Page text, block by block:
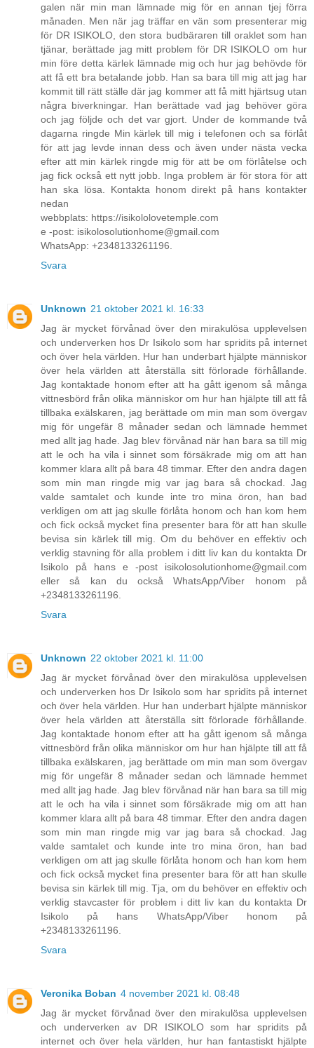
galen när min man lämnade mig för en annan tjej förra
månaden. Men när jag träffar en vän som presenterar mig
för DR ISIKOLO, den stora budbäraren till oraklet som han
tjänar, berättade jag mitt problem för DR ISIKOLO om hur
min före detta kärlek lämnade mig och hur jag behövde för
att få ett bra betalande jobb. Han sa bara till mig att jag har
kommit till rätt ställe där jag kommer att få mitt hjärtsug utan
några biverkningar. Han berättade vad jag behöver göra
och jag följde och det var gjort. Under de kommande två
dagarna ringde Min kärlek till mig i telefonen och sa förlåt
för att jag levde innan dess och även under nästa vecka
efter att min kärlek ringde mig för att be om förlåtelse och
jag fick också ett nytt jobb. Inga problem är för stora för att
han ska lösa. Kontakta honom direkt på hans kontakter
nedan
webbplats: https://isikololovetemple.com
e -post: isikolosolutionhome@gmail.com
WhatsApp: +2348133261196.
Svara
Unknown 21 oktober 2021 kl. 16:33
Jag är mycket förvånad över den mirakulösa upplevelsen
och underverken hos Dr Isikolo som har spridits på internet
och över hela världen. Hur han underbart hjälpte människor
över hela världen att återställa sitt förlorade förhållande.
Jag kontaktade honom efter att ha gått igenom så många
vittnesbörd från olika människor om hur han hjälpte till att få
tillbaka exälskaren, jag berättade om min man som övergav
mig för ungefär 8 månader sedan och lämnade hemmet
med allt jag hade. Jag blev förvånad när han bara sa till mig
att le och ha vila i sinnet som försäkrade mig om att han
kommer klara allt på bara 48 timmar. Efter den andra dagen
som min man ringde mig var jag bara så chockad. Jag
valde samtalet och kunde inte tro mina öron, han bad
verkligen om att jag skulle förlåta honom och han kom hem
och fick också mycket fina presenter bara för att han skulle
bevisa sin kärlek till mig. Om du behöver en effektiv och
verklig stavning för alla problem i ditt liv kan du kontakta Dr
Isikolo på hans e -post isikolosolutionhome@gmail.com
eller så kan du också WhatsApp/Viber honom på
+2348133261196.
Svara
Unknown 22 oktober 2021 kl. 11:00
Jag är mycket förvånad över den mirakulösa upplevelsen
och underverken hos Dr Isikolo som har spridits på internet
och över hela världen. Hur han underbart hjälpte människor
över hela världen att återställa sitt förlorade förhållande.
Jag kontaktade honom efter att ha gått igenom så många
vittnesbörd från olika människor om hur han hjälpte till att få
tillbaka exälskaren, jag berättade om min man som övergav
mig för ungefär 8 månader sedan och lämnade hemmet
med allt jag hade. Jag blev förvånad när han bara sa till mig
att le och ha vila i sinnet som försäkrade mig om att han
kommer klara allt på bara 48 timmar. Efter den andra dagen
som min man ringde mig var jag bara så chockad. Jag
valde samtalet och kunde inte tro mina öron, han bad
verkligen om att jag skulle förlåta honom och han kom hem
och fick också mycket fina presenter bara för att han skulle
bevisa sin kärlek till mig. Tja, om du behöver en effektiv och
verklig stavcaster för problem i ditt liv kan du kontakta Dr
Isikolo på hans WhatsApp/Viber honom på
+2348133261196.
Svara
Veronika Boban 4 november 2021 kl. 08:48
Jag är mycket förvånad över den mirakulösa upplevelsen
och underverken av DR ISIKOLO som har spridits på
internet och över hela världen, hur han fantastiskt hjälpte